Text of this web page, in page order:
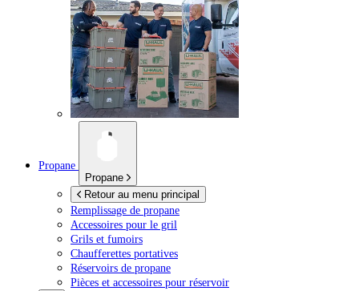
Propane
Propane
Retour au menu principal
Remplissage de propane
Accessoires pour le gril
Grils et fumoirs
Chaufferettes portatives
Réservoirs de propane
Pièces et accessoires pour réservoir